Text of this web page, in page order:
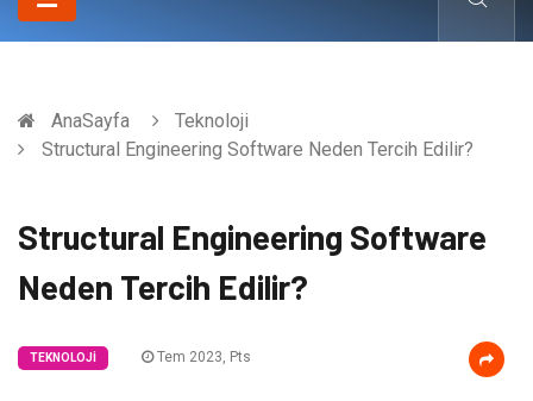
AnaSayfa
Teknoloji
Structural Engineering Software Neden Tercih Edilir?
Structural Engineering Software
Neden Tercih Edilir?
TEKNOLOJI Tem 2023, Pts